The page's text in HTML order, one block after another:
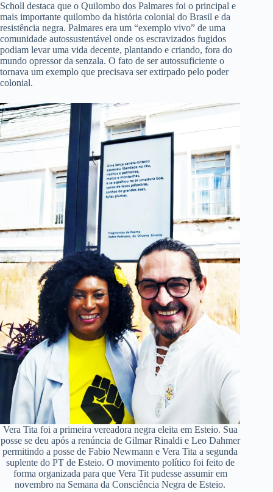
Scholl destaca que o Quilombo dos Palmares foi o principal e
mais importante quilombo da história colonial do Brasil e da
resistência negra. Palmares era um “exemplo vivo” de uma
comunidade autossustentável onde os escravizados fugidos
podiam levar uma vida decente, plantando e criando, fora do
mundo opressor da senzala. O fato de ser autossuficiente o
tornava um exemplo que precisava ser extirpado pelo poder
colonial.
Vera Tita foi a primeira vereadora negra eleita em Esteio. Sua
posse se deu após a renúncia de Gilmar Rinaldi e Leo Dahmer
permitindo a posse de Fabio Newmann e Vera Tita a segunda
suplente do PT de Esteio. O movimento político foi feito de
forma organizada para que Vera Tit pudesse assumir em
novembro na Semana da Consciência Negra de Esteio.